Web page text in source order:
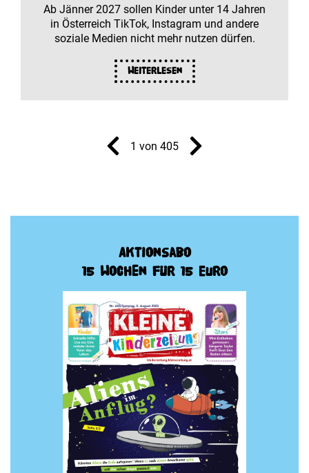
Ab Jänner 2027 sollen Kinder unter 14 Jahren
in Österreich TikTok, Instagram und andere
soziale Medien nicht mehr nutzen dürfen.
Weiterlesen
1 von 405
Aktionsabo
15 Wochen für 15 Euro